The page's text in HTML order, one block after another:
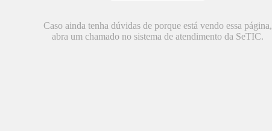
Caso ainda tenha dúvidas de porque está vendo essa página,
abra um chamado no sistema de atendimento da SeTIC.